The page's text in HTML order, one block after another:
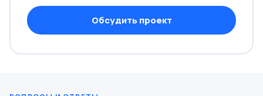
Обсудить проект